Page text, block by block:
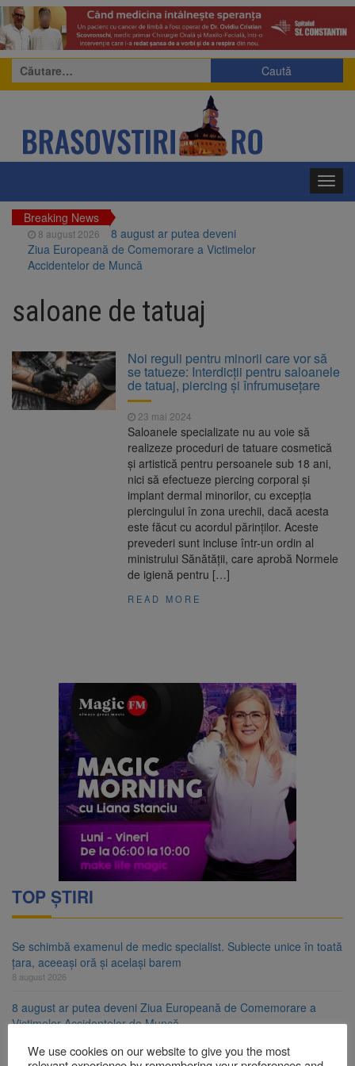
Caută
după:
Breaking News
8 august 2026
8 august ar putea deveni
Ziua Europeană de Comemorare a Victimelor
Accidentelor de Muncă
fostului complex Duplex 91, de lângă Piața
Star
Ungaria renunță la apelul
Nivelul Dunării a început să crească
8 august 2026
Asociația Română pentru
Iluminat cere reducerea luminii pe timpul
nopții, nu oprirea iluminatului public
Trafic blocat pe DN1E Brașov
– Poiana Brașov după un accident. Două
persoane primesc îngrijiri medicale
Se schimbă examenul de
medic specialist. Subiecte unice în toată țara,
aceeași oră și același barem
saloane de tatuaj
Noi reguli pentru minorii care vor să
se tatueze: Interdicții pentru saloanele
de tatuaj, piercing și înfrumusețare
23 mai 2024
Saloanele specializate nu au voie să
realizeze proceduri de tatuare cosmetică
şi artistică pentru persoanele sub 18 ani,
nici să efectueze piercing corporal și
implant dermal minorilor, cu excepția
piercingului în zona urechii, dacă acesta
este făcut cu acordul părinților. Aceste
prevederi sunt incluse într-un ordin al
ministrului Sănătății, care aprobă Normele
de igienă pentru […]
READ MORE
TOP ȘTIRI
Se schimbă examenul de medic specialist. Subiecte unice în toată
țara, aceeași oră și același barem
8 august 2026
8 august ar putea deveni Ziua Europeană de Comemorare a
Victimelor Accidentelor de Muncă
We use cookies on our website to give you the most